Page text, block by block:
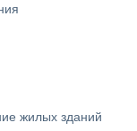
жилых зданий